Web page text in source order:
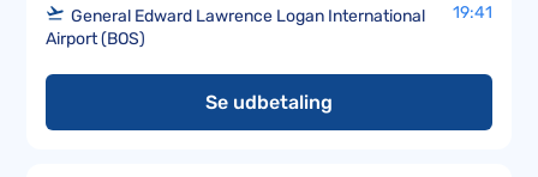
General Edward Lawrence Logan International
Airport (BOS)
19:41
Se udbetaling